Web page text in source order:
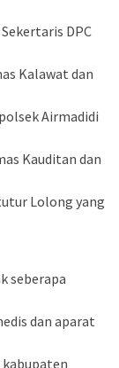
DPC
Kalawat dan
Airmadidi
Kauditan dan
Lolong yang
seberapa
dan aparat